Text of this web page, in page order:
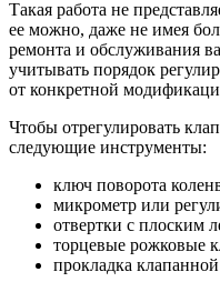
Такая работа не
ее можно, даже не имея
ремонта и обслуживания
учитывать порядок
от конкретной
Чтобы отрегулировать
следующие инструменты:
ключ поворота
микрометр или
отвертки с плоским
торцевые рожковые
прокладка